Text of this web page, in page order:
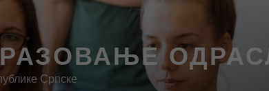
Српске